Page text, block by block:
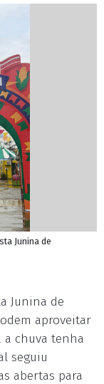
Junina de
Junina de
aproveitar
a chuva tenha
seguiu
abertas para